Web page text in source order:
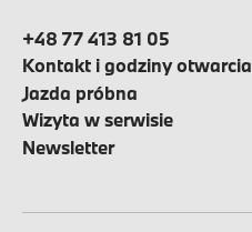
+48 77 413 81 05
Kontakt i godziny otwarcia
Jazda próbna
Wizyta w serwisie
Newsletter